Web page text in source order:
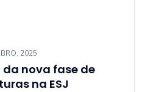
2025
nova fase de
na ESJ